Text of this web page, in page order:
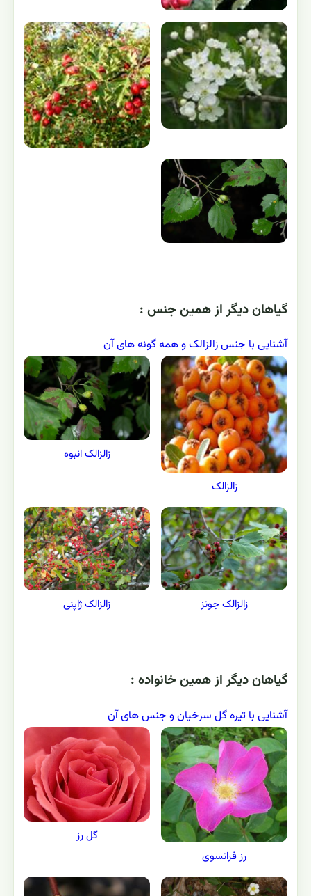
گياهان ديگر از همين جنس :
آشنایی با جنس زالزالک و همه گونه های آن
زالزالک
زالزالک انبوه
زالزالک جونز زالزالک ژاپنی
گياهان ديگر از همين خانواده :
آشنایی با تیره گل سرخیان و جنس های آن
رز فرانسوی
گل رز